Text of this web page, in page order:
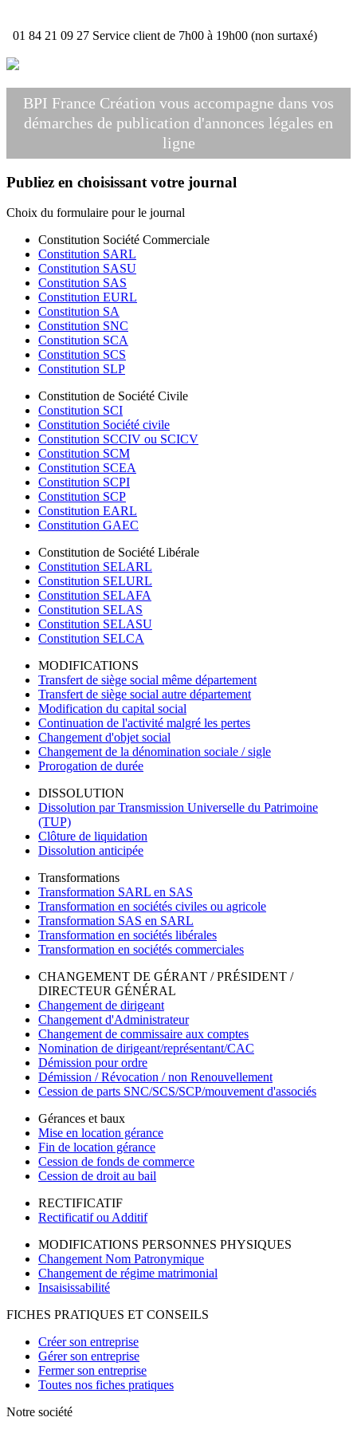
01 84 21 09 27 Service client de 7h00 à 19h00 (non surtaxé)
BPI France Création vous accompagne dans vos
démarches de publication d'annonces légales en
ligne
Publiez en choisissant votre journal
Choix du formulaire pour le journal
Constitution Société Commerciale
Constitution SARL
Constitution SASU
Constitution SAS
Constitution EURL
Constitution SA
Constitution SNC
Constitution SCA
Constitution SCS
Constitution SLP
Constitution de Société Civile
Constitution SCI
Constitution Société civile
Constitution SCCIV ou SCICV
Constitution SCM
Constitution SCEA
Constitution SCPI
Constitution SCP
Constitution EARL
Constitution GAEC
Constitution de Société Libérale
Constitution SELARL
Constitution SELURL
Constitution SELAFA
Constitution SELAS
Constitution SELASU
Constitution SELCA
MODIFICATIONS
Transfert de siège social même département
Transfert de siège social autre département
Modification du capital social
Continuation de l'activité malgré les pertes
Changement d'objet social
Changement de la dénomination sociale / sigle
Prorogation de durée
DISSOLUTION
Dissolution par Transmission Universelle du Patrimoine
(TUP)
Clôture de liquidation
Dissolution anticipée
Transformations
Transformation SARL en SAS
Transformation en sociétés civiles ou agricole
Transformation SAS en SARL
Transformation en sociétés libérales
Transformation en sociétés commerciales
CHANGEMENT DE GÉRANT / PRÉSIDENT /
DIRECTEUR GÉNÉRAL
Changement de dirigeant
Changement d'Administrateur
Changement de commissaire aux comptes
Nomination de dirigeant/représentant/CAC
Démission pour ordre
Démission / Révocation / non Renouvellement
Cession de parts SNC/SCS/SCP/mouvement d'associés
Gérances et baux
Mise en location gérance
Fin de location gérance
Cession de fonds de commerce
Cession de droit au bail
RECTIFICATIF
Rectificatif ou Additif
MODIFICATIONS PERSONNES PHYSIQUES
Changement Nom Patronymique
Changement de régime matrimonial
Insaisissabilité
FICHES PRATIQUES ET CONSEILS
Créer son entreprise
Gérer son entreprise
Fermer son entreprise
Toutes nos fiches pratiques
Notre société